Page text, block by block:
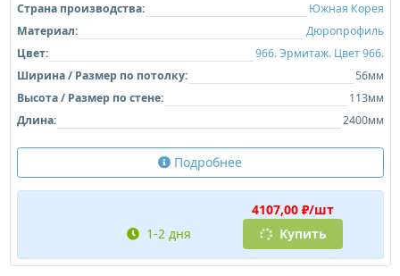
Страна производства:
Южная Корея
Материал:
Дюропрофиль
Цвет:
966. Эрмитаж. Цвет 966.
Ширина / Размер по потолку:
56мм
Высота / Размер по стене:
113мм
Длина:
2400мм
Подробнее
4107,00 ₽/шт
1-2 дня
Купить